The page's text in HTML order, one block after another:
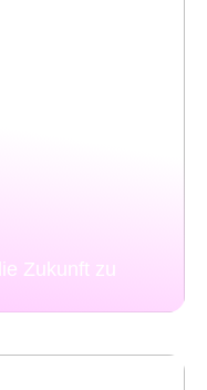
Zukunft zu